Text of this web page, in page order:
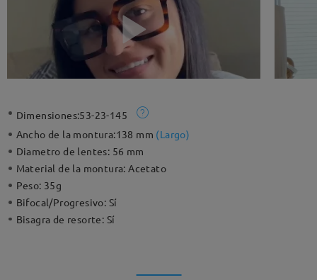
Dimensiones:53-23-145
Ancho de la montura:138 mm (Largo)
Diametro de lentes: 56 mm
Material de la montura:Acetato
Peso: 35g
Bifocal/Progresivo: Sí
Bisagra de resorte: Sí